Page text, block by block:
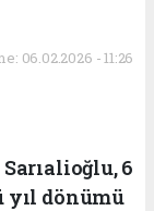
06.02.2026 - 11:26
6
yıl dönümü